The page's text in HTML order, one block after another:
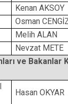
Kenan AKSOY
Osman
Melih ALAN
Nevzat METE
ve Bakanlar
Hasan OKYAR